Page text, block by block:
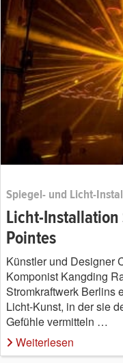
Spiegel- und Licht-
Licht-Installation
Pointes
Künstler und Designer
Komponist Kangding
Stromkraftwerk Berlins
Licht-Kunst, in der sie
Gefühle vermitteln …
Weiterlesen